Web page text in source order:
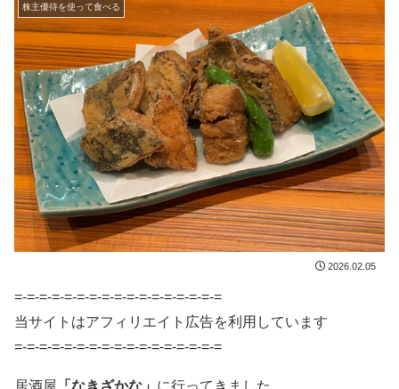
株主優待を使って食べる
2026.02.05
=-=-=-=-=-=-=-=-=-=-=-=-=-=-=-=-=
当サイトはアフィリエイト広告を利用しています
=-=-=-=-=-=-=-=-=-=-=-=-=-=-=-=-=